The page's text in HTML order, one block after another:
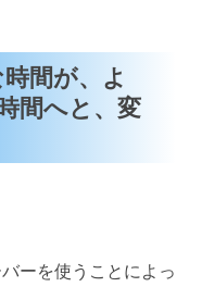
間が、よ
間へと、変
ーを使うことによっ